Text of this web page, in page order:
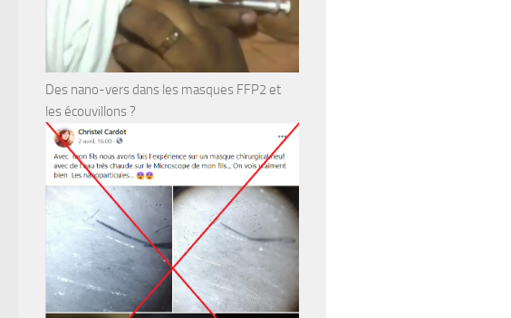
Des nano-vers dans les masques FFP2 et
les écouvillons ?